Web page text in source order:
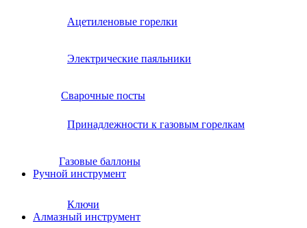
Ацетиленовые горелки
Электрические паяльники
Сварочные посты
Принадлежности к газовым горелкам
Газовые баллоны
Ручной инструмент
Ключи
Алмазный инструмент